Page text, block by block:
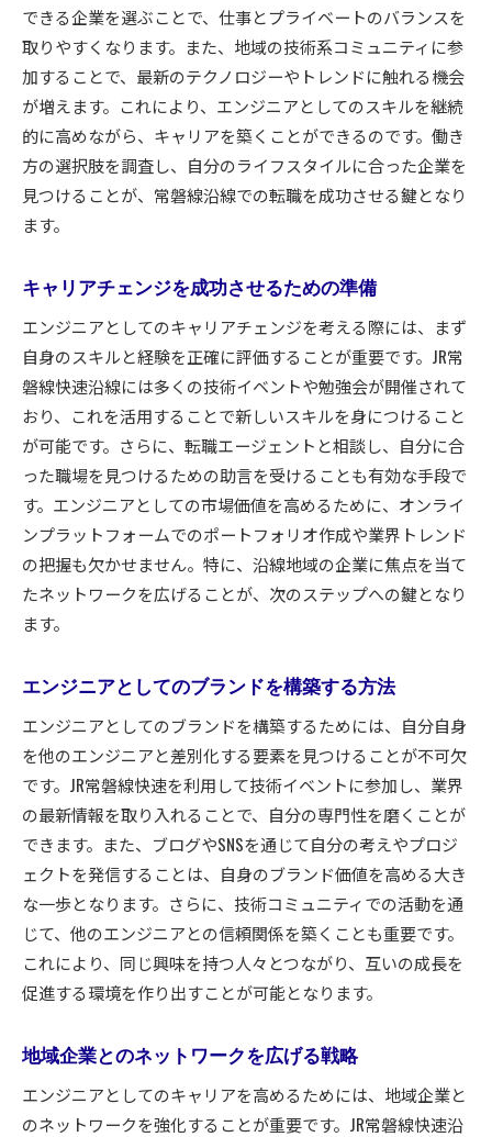
できる企業を選ぶことで、仕事とプライベートのバランスを
取りやすくなります。また、地域の技術系コミュニティに参
加することで、最新のテクノロジーやトレンドに触れる機会
が増えます。これにより、エンジニアとしてのスキルを継続
的に高めながら、キャリアを築くことができるのです。働き
方の選択肢を調査し、自分のライフスタイルに合った企業を
見つけることが、常磐線沿線での転職を成功させる鍵となり
ます。
キャリアチェンジを成功させるための準備
エンジニアとしてのキャリアチェンジを考える際には、まず
自身のスキルと経験を正確に評価することが重要です。JR常
磐線快速沿線には多くの技術イベントや勉強会が開催されて
おり、これを活用することで新しいスキルを身につけること
が可能です。さらに、転職エージェントと相談し、自分に合
った職場を見つけるための助言を受けることも有効な手段で
す。エンジニアとしての市場価値を高めるために、オンライ
ンプラットフォームでのポートフォリオ作成や業界トレンド
の把握も欠かせません。特に、沿線地域の企業に焦点を当て
たネットワークを広げることが、次のステップへの鍵となり
ます。
エンジニアとしてのブランドを構築する方法
エンジニアとしてのブランドを構築するためには、自分自身
を他のエンジニアと差別化する要素を見つけることが不可欠
です。JR常磐線快速を利用して技術イベントに参加し、業界
の最新情報を取り入れることで、自分の専門性を磨くことが
できます。また、ブログやSNSを通じて自分の考えやプロジ
ェクトを発信することは、自身のブランド価値を高める大き
な一歩となります。さらに、技術コミュニティでの活動を通
じて、他のエンジニアとの信頼関係を築くことも重要です。
これにより、同じ興味を持つ人々とつながり、互いの成長を
促進する環境を作り出すことが可能となります。
地域企業とのネットワークを広げる戦略
エンジニアとしてのキャリアを高めるためには、地域企業と
のネットワークを強化することが重要です。JR常磐線快速沿